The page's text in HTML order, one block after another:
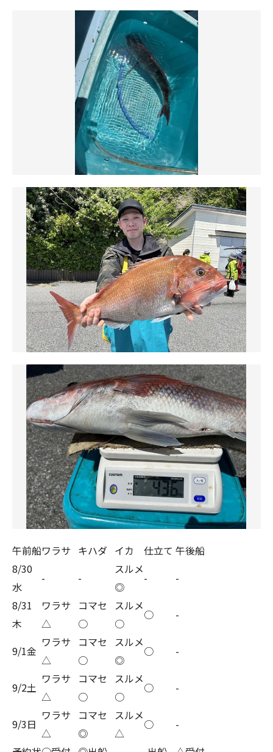
午前船ワラサ キハダ イカ 仕立て 午後船
8/30
水
- -
スルメ
◎
-
-
8/31
木
ワラサ
△
コマセ
○
スルメ
○
○ -
9/1金
ワラサ
△
コマセ
○
スルメ
◎
○ -
9/2土
ワラサ
△
コマセ
○
スルメ
○
○ -
9/3日
ワラサ
△
コマセ
◎
スルメ
△
○
-